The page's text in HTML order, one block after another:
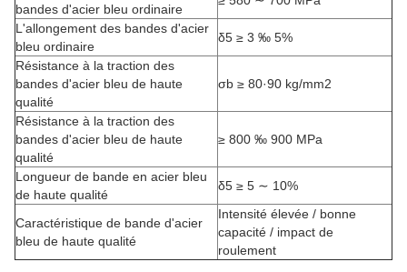
bandes d'acier bleu ordinaire
L'allongement des bandes d'acier
bleu ordinaire
δ5 ≥ 3 ‰ 5%
Résistance à la traction des
bandes d'acier bleu de haute
qualité
σb ≥ 80·90 kg/mm2
Résistance à la traction des
bandes d'acier bleu de haute
qualité
≥ 800 ‰ 900 MPa
Longueur de bande en acier bleu
de haute qualité
δ5 ≥ 5 ∼ 10%
Caractéristique de bande d'acier
bleu de haute qualité
Intensité élevée / bonne
capacité / impact de
roulement